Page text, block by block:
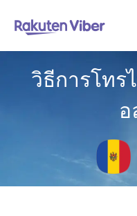
วิธีการโทร
อ